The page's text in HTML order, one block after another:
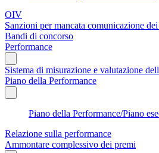
OIV
Sanzioni per mancata comunicazione
Bandi di concorso
Performance
Sistema di misurazione e valutazione
Piano della Performance
Piano della Performance/Piano
Relazione sulla performance
Ammontare complessivo dei premi